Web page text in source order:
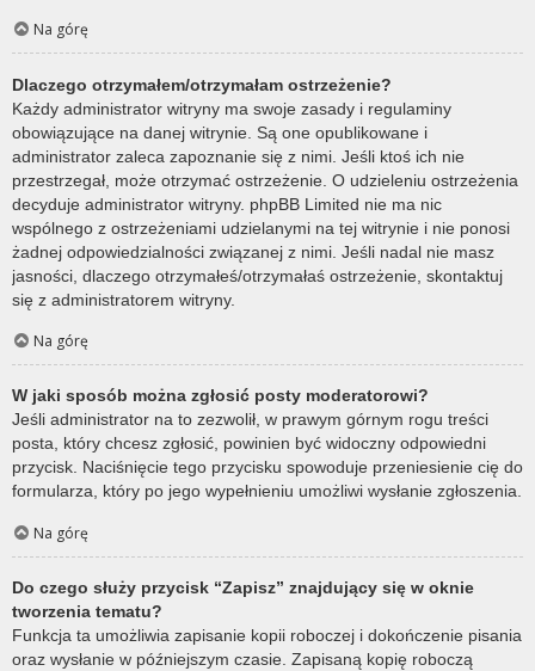
Na górę
Dlaczego otrzymałem/otrzymałam ostrzeżenie?
Każdy administrator witryny ma swoje zasady i regulaminy
obowiązujące na danej witrynie. Są one opublikowane i
administrator zaleca zapoznanie się z nimi. Jeśli ktoś ich nie
przestrzegał, może otrzymać ostrzeżenie. O udzieleniu ostrzeżenia
decyduje administrator witryny. phpBB Limited nie ma nic
wspólnego z ostrzeżeniami udzielanymi na tej witrynie i nie ponosi
żadnej odpowiedzialności związanej z nimi. Jeśli nadal nie masz
jasności, dlaczego otrzymałeś/otrzymałaś ostrzeżenie, skontaktuj
się z administratorem witryny.
Na górę
W jaki sposób można zgłosić posty moderatorowi?
Jeśli administrator na to zezwolił, w prawym górnym rogu treści
posta, który chcesz zgłosić, powinien być widoczny odpowiedni
przycisk. Naciśnięcie tego przycisku spowoduje przeniesienie cię do
formularza, który po jego wypełnieniu umożliwi wysłanie zgłoszenia.
Na górę
Do czego służy przycisk “Zapisz” znajdujący się w oknie
tworzenia tematu?
Funkcja ta umożliwia zapisanie kopii roboczej i dokończenie pisania
oraz wysłanie w późniejszym czasie. Zapisaną kopię roboczą